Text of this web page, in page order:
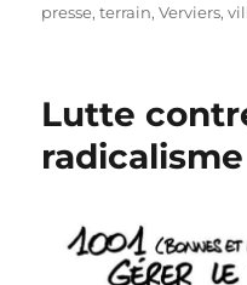
presse,terrain,Verviers,
Lutte
radicalisme